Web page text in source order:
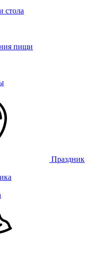
стола
пищи
Праздник